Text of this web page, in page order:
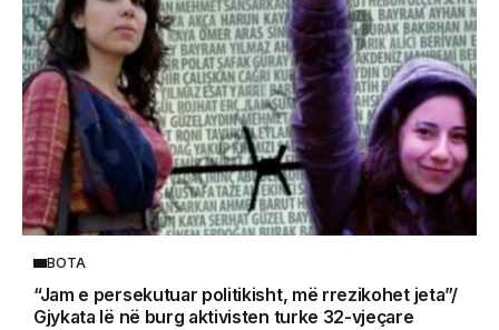
BOTA
“Jam e persekutuar politikisht, më rrezikohet jeta”/
Gjykata lë në burg aktivisten turke 32-vjeçare